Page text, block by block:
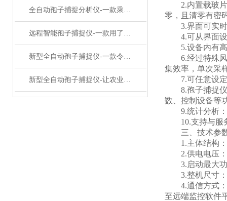
全自动孢子捕捉分析仪-一款乘风破浪的孢子采样捕捉仪#2023推荐
远程智能孢子捕捉仪-一款用了笑哈哈的病害孢子捕捉仪#2023已更新
新型全自动孢子捕捉仪-一款令人赞叹不已的孢子自动捕捉系统#已更新
新型全自动孢子捕捉仪-让农业叹为观止的智能孢子捕捉仪#2022已更新
2.内置载玻片
零，且清零有密
3.界面可实时
4.可从界面设
5.设备内有高
6.经过特殊风
集效率，单次采
7.可任意设定
8.孢子捕捉仪
数、控制设备等
9.统计分析：
10.支持与服
三、技术参
1.主体结构：
2.供电电压：
3.启动最大功
3.整机尺寸：
4.通信方式：
至远端监控软件